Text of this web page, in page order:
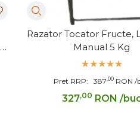
Razator Tocator Fructe,
Manual 5 Kg
Pret RRP: 387,00 RON /
327,00 RON /